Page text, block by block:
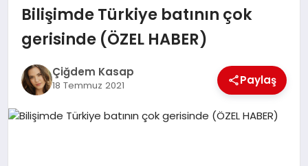
BELEDIYELER
EKONOMI
Bilişimde Türkiye batının çok
gerisinde (ÖZEL HABER)
Çiğdem Kasap
18 Temmuz 2021 Paylaş